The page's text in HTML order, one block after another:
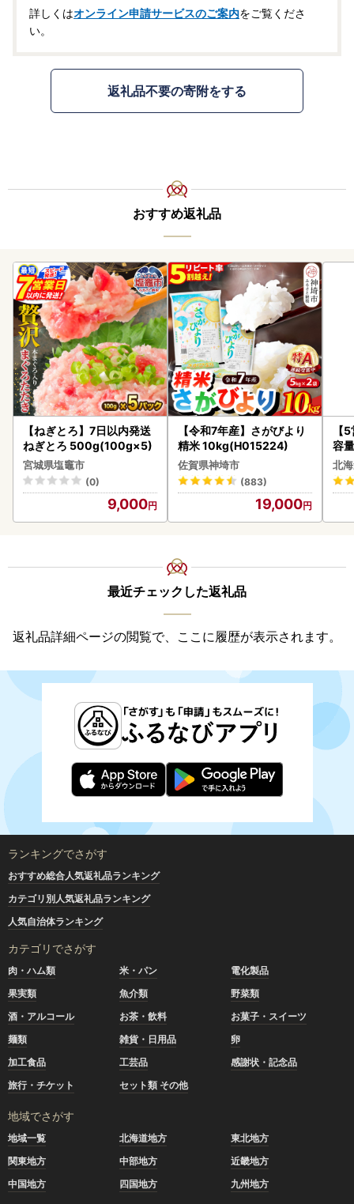
詳しくはオンライン申請サービスのご案内をご覧くださ
い。
返礼品不要の寄附をする
おすすめ返礼品
【ねぎとろ】7日以内発送
ねぎとろ 500g(100g×5)
宮城県塩竈市
(0)
9,000
【令和7年産】さがびより
精米 10kg(H015224)
佐賀県神埼市
(883)
19,000
【
容
あ
ー
058
北
最近チェックした返礼品
返礼品詳細ページの閲覧で、ここに履歴が表示されます。
ランキングでさがす
おすすめ総合人気返礼品ランキング
カテゴリ別人気返礼品ランキング
人気自治体ランキング
カテゴリでさがす
肉・ハム類 米・パン
電化製品
果実類
魚介類
野菜類
酒・アルコール
お茶・飲料
お菓子・スイーツ
麺類
雑貨・日用品
卵
加工食品
工芸品
感謝状・記念品
旅行・チケット
セット類 その他
地域でさがす
地域一覧 北海道地方
東北地方
関東地方
中部地方
近畿地方
中国地方
四国地方 九州地方